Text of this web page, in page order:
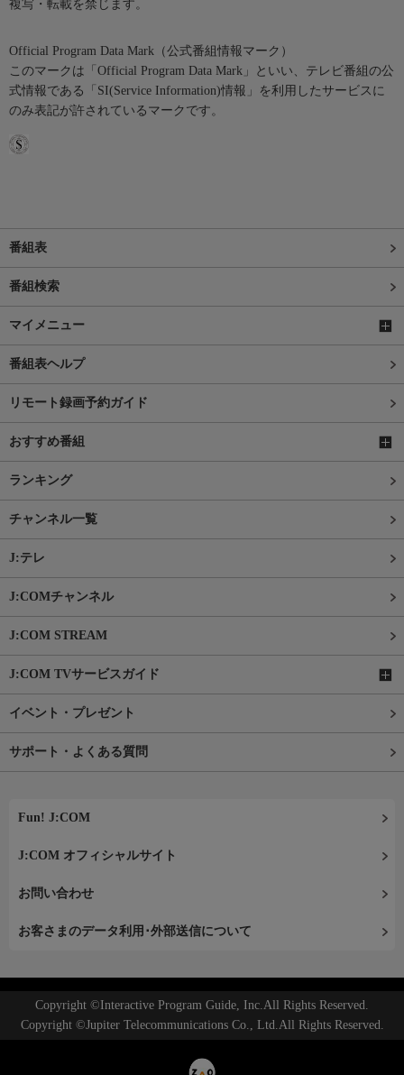
複写・転載を禁じます。
Official Program Data Mark（公式番組情報マーク）
このマークは「Official Program Data Mark」といい、テレビ番組の公
式情報である「SI(Service Information)情報」を利用したサービスに
のみ表記が許されているマークです。
番組表
番組検索
マイメニュー
番組表ヘルプ
リモート録画予約ガイド
おすすめ番組
ランキング
チャンネル一覧
J:テレ
J:COMチャンネル
J:COM STREAM
J:COM TVサービスガイド
イベント・プレゼント
サポート・よくある質問
Fun! J:COM
J:COM オフィシャルサイト
お問い合わせ
お客さまのデータ利用･外部送信について
Copyright ©Interactive Program Guide, Inc.All Rights Reserved.
Copyright ©Jupiter Telecommunications Co., Ltd.All Rights Reserved.